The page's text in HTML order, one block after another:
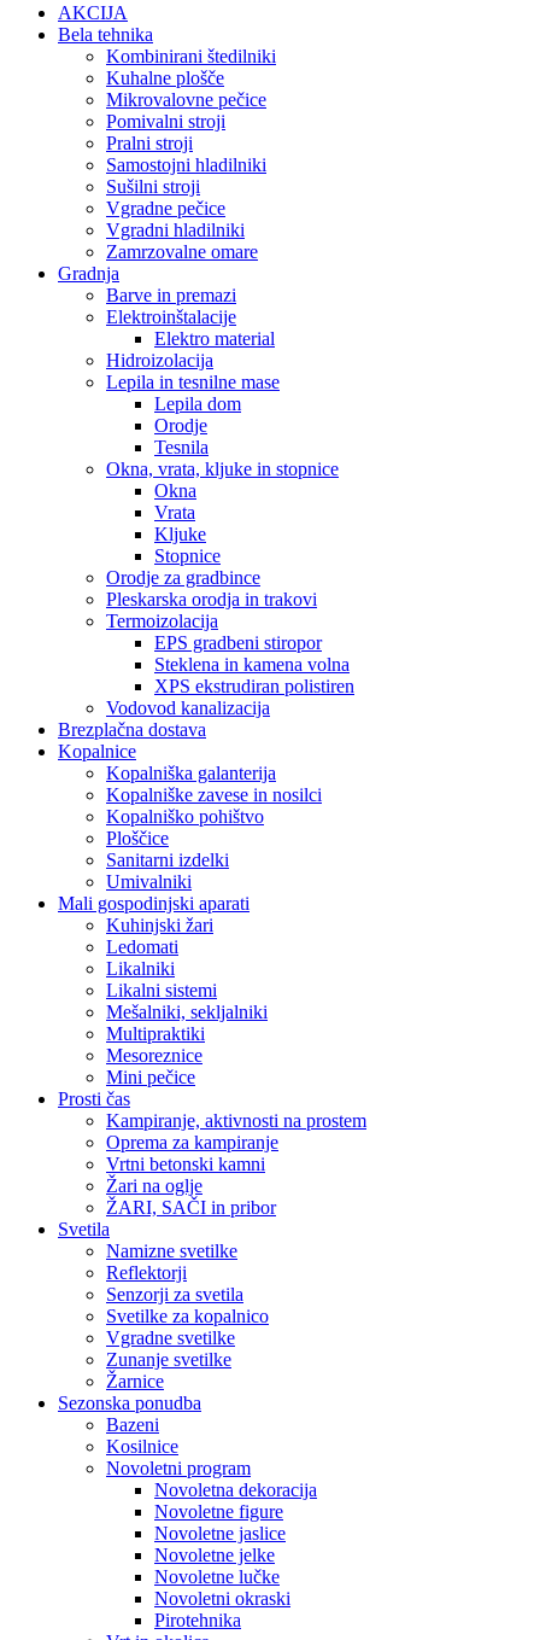
AKCIJA
Bela tehnika
Kombinirani štedilniki
Kuhalne plošče
Mikrovalovne pečice
Pomivalni stroji
Pralni stroji
Samostojni hladilniki
Sušilni stroji
Vgradne pečice
Vgradni hladilniki
Zamrzovalne omare
Gradnja
Barve in premazi
Elektroinštalacije
Elektro material
Hidroizolacija
Lepila in tesnilne mase
Lepila dom
Orodje
Tesnila
Okna, vrata, kljuke in stopnice
Okna
Vrata
Kljuke
Stopnice
Orodje za gradbince
Pleskarska orodja in trakovi
Termoizolacija
EPS gradbeni stiropor
Steklena in kamena volna
XPS ekstrudiran polistiren
Vodovod kanalizacija
Brezplačna dostava
Kopalnice
Kopalniška galanterija
Kopalniške zavese in nosilci
Kopalniško pohištvo
Ploščice
Sanitarni izdelki
Umivalniki
Mali gospodinjski aparati
Kuhinjski žari
Ledomati
Likalniki
Likalni sistemi
Mešalniki, sekljalniki
Multipraktiki
Mesoreznice
Mini pečice
Prosti čas
Kampiranje, aktivnosti na prostem
Oprema za kampiranje
Vrtni betonski kamni
Žari na oglje
ŽARI, SAČI in pribor
Svetila
Namizne svetilke
Reflektorji
Senzorji za svetila
Svetilke za kopalnico
Vgradne svetilke
Zunanje svetilke
Žarnice
Sezonska ponudba
Bazeni
Kosilnice
Novoletni program
Novoletna dekoracija
Novoletne figure
Novoletne jaslice
Novoletne jelke
Novoletne lučke
Novoletni okraski
Pirotehnika